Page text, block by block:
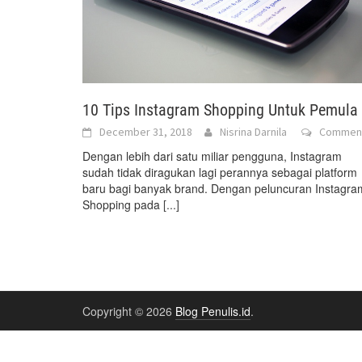
10 Tips Instagram Shopping Untuk Pemula
December 31, 2018 Nisrina Darnila
Dengan lebih dari satu miliar pengguna, Instagram
sudah tidak diragukan lagi perannya sebagai platform
baru bagi banyak brand. Dengan peluncuran
Shopping pada [...]
Copyright © 2026 Blog Penulis.id.